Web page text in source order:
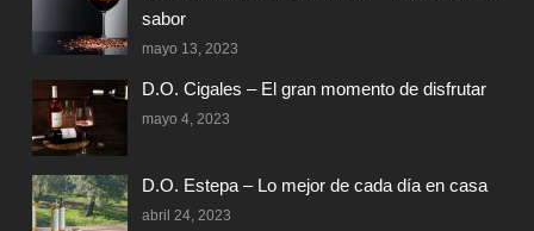
sabor
mayo 13, 2023
D.O. Cigales – El gran momento de disfrutar
mayo 4, 2023
D.O. Estepa – Lo mejor de cada día en casa
abril 24, 2023